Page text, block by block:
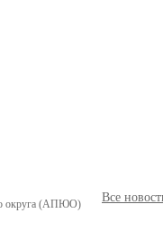
Все
округа (АПЮО)